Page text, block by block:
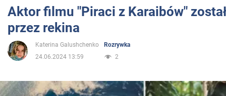
Sport
Rozrywka
Aktor filmu "Piraci z Karaibów"
przez rekina
Katerina Galushchenko
Rozrywka
24.06.2024 13:59
2